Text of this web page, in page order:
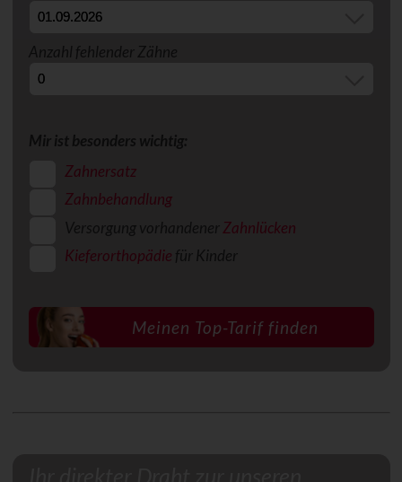
Anzahl fehlender Zähne
Mir ist besonders wichtig:
Zahnersatz
Zahnbehandlung
Versorgung vorhandenerZahnlücken
Kieferorthopädie für Kinder